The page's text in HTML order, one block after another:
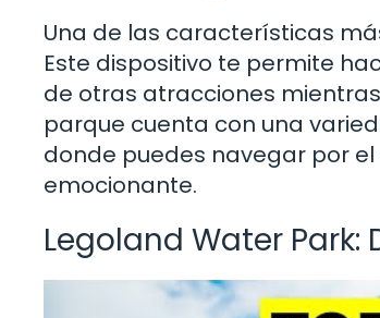
Una de las características
Este dispositivo te permite
de otras atracciones
parque cuenta con una
donde puedes navegar por
emocionante.
Legoland Water Park: